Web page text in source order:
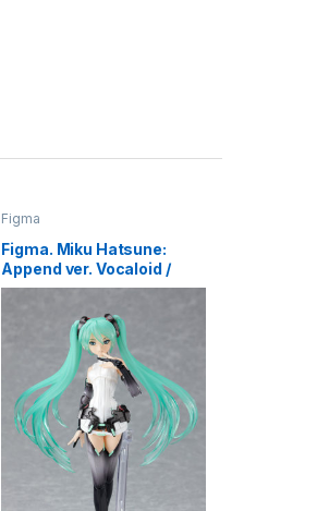
Figma
Figma. Miku Hatsune:
Append ver. Vocaloid /
Вокалоид Хатсуне Мику